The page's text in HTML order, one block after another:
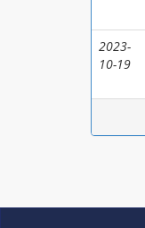
2023-
10-19